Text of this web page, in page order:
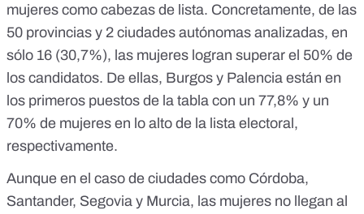
mujeres como cabezas de lista. Concretamente, de las
50 provincias y 2 ciudades autónomas analizadas, en
sólo 16 (30,7%), las mujeres logran superar el 50% de
los candidatos. De ellas, Burgos y Palencia están en
los primeros puestos de la tabla con un 77,8% y un
70% de mujeres en lo alto de la lista electoral,
respectivamente.
Aunque en el caso de ciudades como Córdoba,
Santander, Segovia y Murcia, las mujeres no llegan al